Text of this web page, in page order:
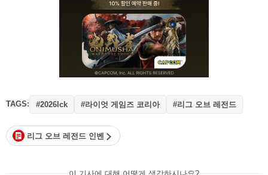
TAGS: #2026lck #라이엇 게임즈 코리아 #리그 오브 레전드
리그 오브 레전드 인벤